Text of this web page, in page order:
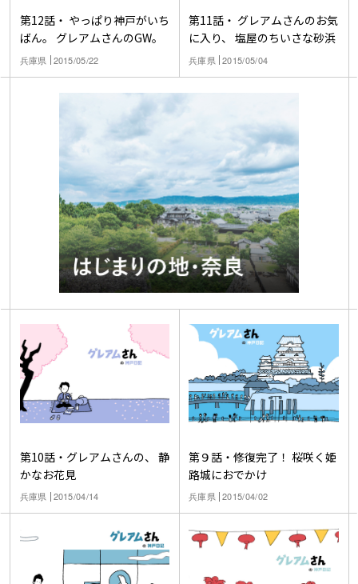
第12話・ やっぱり神戸がいち
ばん。 グレアムさんのGW。
兵庫県 2015/05/22
第11話・ グレアムさんのお気
に入り、 塩屋のちいさな砂浜
兵庫県 2015/05/04
第10話・グレアムさんの、 静
かなお花見
兵庫県 2015/04/14
第９話・修復完了！ 桜咲く姫
路城におでかけ
兵庫県 2015/04/02